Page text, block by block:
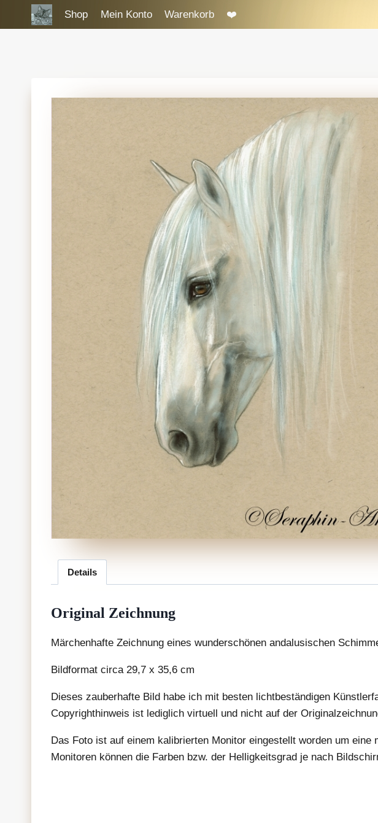
Shop Mein Konto Warenkorb ❤️
Details
Original Zeichnung
Märchenhafte Zeichnung eines wunderschönen andalusischen
Bildformat circa 29,7 x 35,6 cm
Dieses zauberhafte Bild habe ich mit besten lichtbeständigen
Copyrighthinweis ist lediglich virtuell und nicht auf der
Das Foto ist auf einem kalibrierten Monitor eingestellt worden um
Monitoren können die Farben bzw. der Helligkeitsgrad je nach